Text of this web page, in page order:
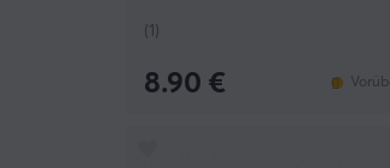
(1)
8.90 €